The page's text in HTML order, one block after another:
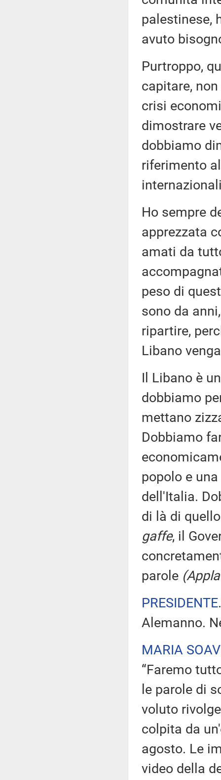
palestinese,
avuto
Purtroppo,
capitare,
crisi
dimostrare
dobbiamo
riferimento
Ho sempre
apprezzata
amati da
peso di
sono da
ripartire,
Libano
Il Libano è
dobbiamo
mettano
Dobbiamo
popolo e
dell'Italia.
di là di
gaffe, il
parole
PRESIDENTE
Alemanno.
MARIA
“Faremo
le parole di
voluto
colpita da
agosto. Le
video della